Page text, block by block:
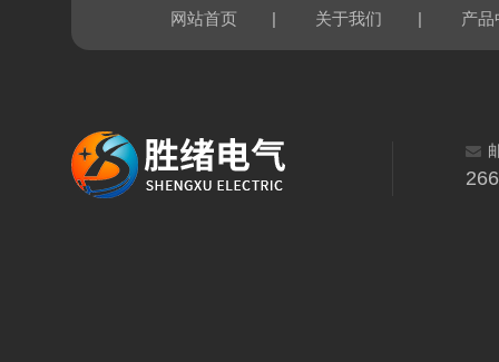
网站首页 | 关于我们 | 产品